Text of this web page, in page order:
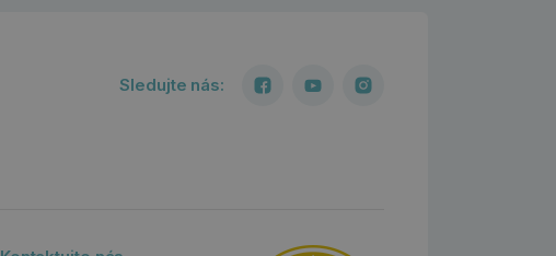
Sledujte nás: